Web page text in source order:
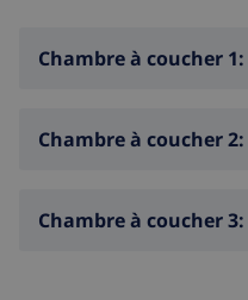
salon salle à manger
machine à laver
2 salles de bain
Chambre à coucher 1:
Chambre à coucher 2:
Chambre à coucher 3: